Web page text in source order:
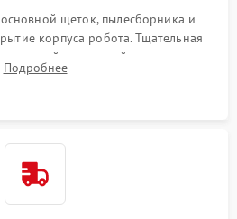
щеток, пылесборника и
корпуса робота. Тщательная
полостей, шестерней и плат от
волос и шерсти животных с
Подробнее